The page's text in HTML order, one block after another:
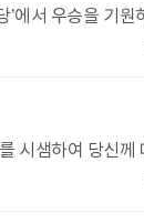
’에서 우승을 기
시샘하여 당신께